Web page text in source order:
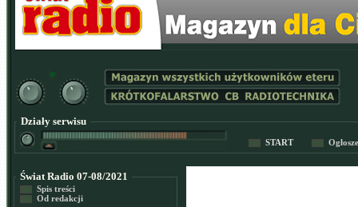
Działy serwisu
START
Świat Radio 07-08/2021
Spis treści
Od redakcji